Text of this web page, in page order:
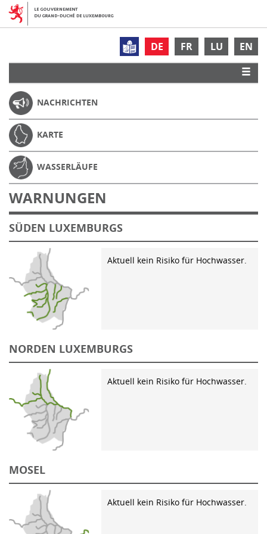
DE FR LU EN
NACHRICHTEN
KARTE
WASSERLÄUFE
WARNUNGEN
SÜDEN LUXEMBURGS
Aktuell kein Risiko für Hochwasser.
NORDEN LUXEMBURGS
Aktuell kein Risiko für Hochwasser.
MOSEL
Aktuell kein Risiko für Hochwasser.